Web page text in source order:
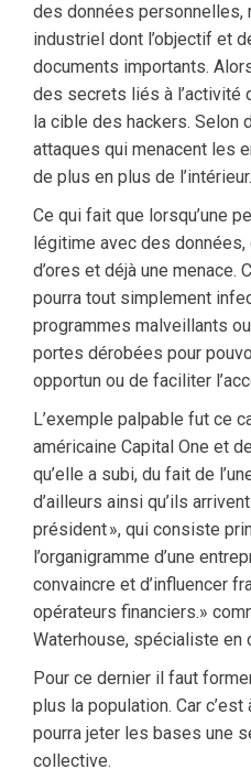
des données personnelles,
industriel dont l’objectif et
documents importants.
des secrets liés à l’activité
la cible des hackers. Selon
attaques qui menacent les
de plus en plus de l’intérieur.
Ce qui fait que lorsqu’une
légitime avec des
d’ores et déjà une menace.
pourra tout simplement
programmes malveillants
portes dérobées pour
opportun ou de faciliter
L’exemple palpable fut ce
américaine Capital One et
qu’elle a subi, du fait de
d’ailleurs ainsi qu’ils
président », qui consiste
l’organigramme d’une
convaincre et d’influencer
opérateurs financiers.»
Waterhouse, spécialiste en
Pour ce dernier il faut
plus la population. Car c’est
pourra jeter les bases une
collective.